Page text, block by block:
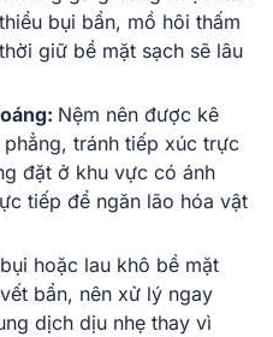
bụi bẩn, mồ hôi thấm
giữ bề mặt sạch sẽ lâu
Nệm nên được kê
tránh tiếp xúc trực
đặt ở khu vực có ánh
tiếp để ngăn lão hóa vật
hoặc lau khô bề mặt
bẩn, nên xử lý ngay
dịch dịu nhẹ thay vì